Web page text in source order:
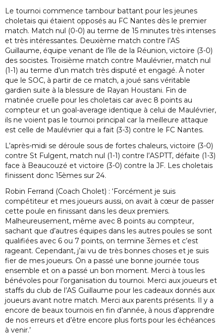
Le tournoi commence tambour battant pour les jeunes
choletais qui étaient opposés au FC Nantes dès le premier
match. Match nul (0-0) au terme de 15 minutes très intenses
et très intéressantes. Deuxième match contre l’AS
Guillaume, équipe venant de l’île de la Réunion, victoire (3-0)
des socistes. Troisième match contre Maulévrier, match nul
(1-1) au terme d’un match très disputé et engagé. À noter
que le SOC, à partir de ce match, a joué sans véritable
gardien suite à la blessure de Rayan Houstani. Fin de
matinée cruelle pour les choletais car avec 8 points au
compteur et un goal-average identique à celui de Maulévrier,
ils ne voient pas le tournoi principal car la meilleure attaque
est celle de Maulévrier qui a fait (3-3) contre le FC Nantes.
L’après-midi se déroule sous de fortes chaleurs, victoire (3-0)
contre St Fulgent, match nul (1-1) contre l’ASPTT, défaite (1-3)
face à Beaucouzé et victoire (3-0) contre la JF. Les choletais
finissent donc 15èmes sur 24.
Robin Ferrand (Coach Cholet) : ‘Forcément je suis
compétiteur et mes joueurs aussi, on avait à cœur de passer
cette poule en finissant dans les deux premiers.
Malheureusement, même avec 8 points au compteur,
sachant que d’autres équipes dans les autres poules se sont
qualifiées avec 6 ou 7 points, on termine 3èmes et c’est
rageant. Cependant, j’ai vu de très bonnes choses et je suis
fier de mes joueurs. On a passé une bonne journée tous
ensemble et on a passé un bon moment. Merci à tous les
bénévoles pour l’organisation du tournoi. Merci aux joueurs et
staffs du club de l’AS Guillaume pour les cadeaux donnés aux
joueurs avant notre match. Merci aux parents présents. Il y a
encore de beaux tournois en fin d’année, à nous d’apprendre
de nos erreurs et d’être encore plus forts pour les échéances
à venir.’